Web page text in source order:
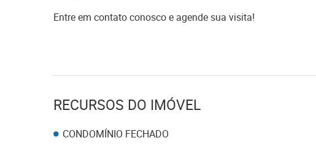
Entre em contato conosco e agende sua visita!
RECURSOS DO IMÓVEL
CONDOMÍNIO FECHADO